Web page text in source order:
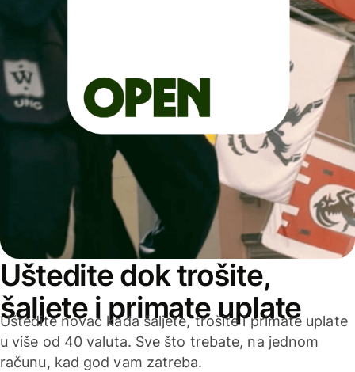
Uštedite dok trošite,
šaljete i primate uplate
Uštedite novac kada šaljete, trošite i primate uplate
u više od 40 valuta. Sve što trebate, na jednom
računu, kad god vam zatreba.